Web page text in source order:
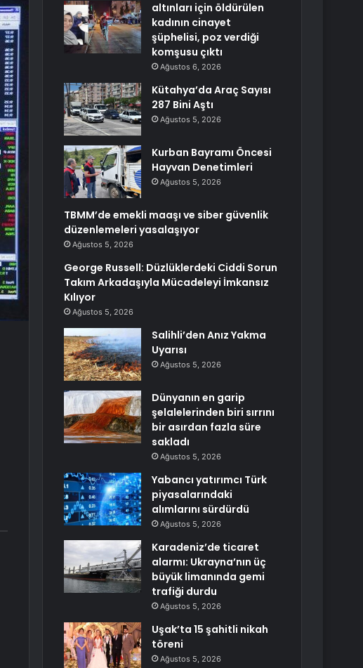
altınları için öldürülen
kadının cinayet
şüphelisi, poz verdiği
komşusu çıktı
Ağustos 6, 2026
Kütahya’da Araç Sayısı
287 Bini Aştı
Ağustos 5, 2026
Kurban Bayramı Öncesi
Hayvan Denetimleri
Ağustos 5, 2026
TBMM’de emekli maaşı ve siber güvenlik
düzenlemeleri yasalaşıyor
Ağustos 5, 2026
George Russell: Düzlüklerdeki Ciddi Sorun
Takım Arkadaşıyla Mücadeleyi İmkansız
Kılıyor
Ağustos 5, 2026
Salihli’den Anız Yakma
Uyarısı
Ağustos 5, 2026
Dünyanın en garip
şelalelerinden biri sırrını
bir asırdan fazla süre
sakladı
Ağustos 5, 2026
Yabancı yatırımcı Türk
piyasalarındaki
alımlarını sürdürdü
Ağustos 5, 2026
Karadeniz’de ticaret
alarmı: Ukrayna’nın üç
büyük limanında gemi
trafiği durdu
Ağustos 5, 2026
Uşak’ta 15 şahitli nikah
töreni
Ağustos 5, 2026